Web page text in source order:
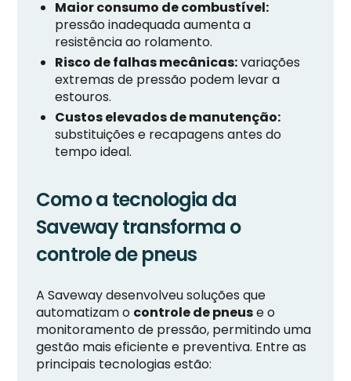
Maior consumo de combustível:
pressão inadequada aumenta a
resistência ao rolamento.
Risco de falhas mecânicas:variações
extremas de pressão podem levar a
estouros.
Custos elevados de manutenção:
substituições e recapagens antes do
tempo ideal.
Como a tecnologia da
Saveway transforma o
controle de pneus
A Saveway desenvolveu soluções que
automatizam o controle de pneuse o
monitoramento de pressão, permitindo uma
gestão mais eficiente e preventiva. Entre as
principais tecnologias estão: